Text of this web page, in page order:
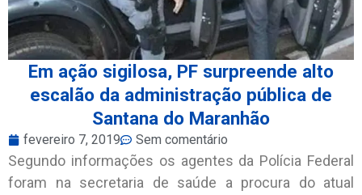
Em ação sigilosa, PF surpreende alto
escalão da administração pública de
Santana do Maranhão
fevereiro 7, 2019 Sem comentário
Segundo informações os agentes da Polícia Federal
foram na secretaria de saúde a procura do atual